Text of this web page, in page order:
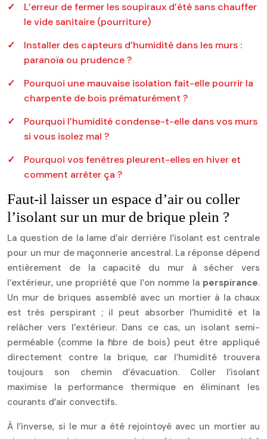
L’erreur de fermer les soupiraux d’été sans chauffer
le vide sanitaire (pourriture)
Installer des capteurs d’humidité dans les murs :
paranoïa ou prudence ?
Pourquoi une mauvaise isolation fait-elle pourrir la
charpente de bois prématurément ?
Pourquoi l’humidité condense-t-elle dans vos murs
si vous isolez mal ?
Pourquoi vos fenêtres pleurent-elles en hiver et
comment arrêter ça ?
Faut-il laisser un espace d’air ou coller
l’isolant sur un mur de brique plein ?
La question de la lame d’air derrière l’isolant est centrale
pour un mur de maçonnerie ancestral. La réponse dépend
entièrement de la capacité du mur à sécher vers
l’extérieur, une propriété que l’on nomme la perspirance.
Un mur de briques assemblé avec un mortier à la chaux
est très perspirant ; il peut absorber l’humidité et la
relâcher vers l’extérieur. Dans ce cas, un isolant semi-
perméable (comme la fibre de bois) peut être appliqué
directement contre la brique, car l’humidité trouvera
toujours son chemin d’évacuation. Coller l’isolant
maximise la performance thermique en éliminant les
courants d’air convectifs.
À l’inverse, si le mur a été rejointoyé avec un mortier au